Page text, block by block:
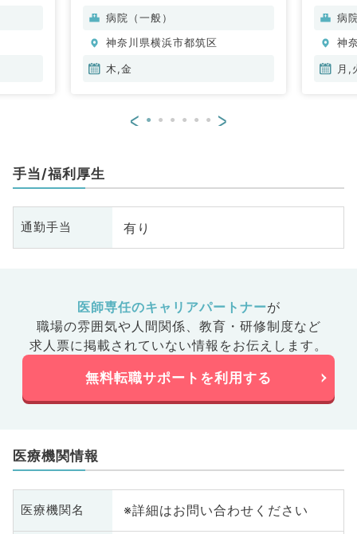
科、呼吸器内科、消化器内科、内
内科、血液内科、外科系全般、一
般外科
病院（一般）
神奈川県横浜市都筑区
木,金
病
神
月,
< >
手当/福利厚生
通勤手当 有り
医師専任のキャリアパートナーが
職場の雰囲気や人間関係、 教育・研修制度など
求人票に掲載されていない情報をお伝えします。
無料転職サポートを利用する
医療機関情報
医療機関名 ※詳細はお問い合わせください